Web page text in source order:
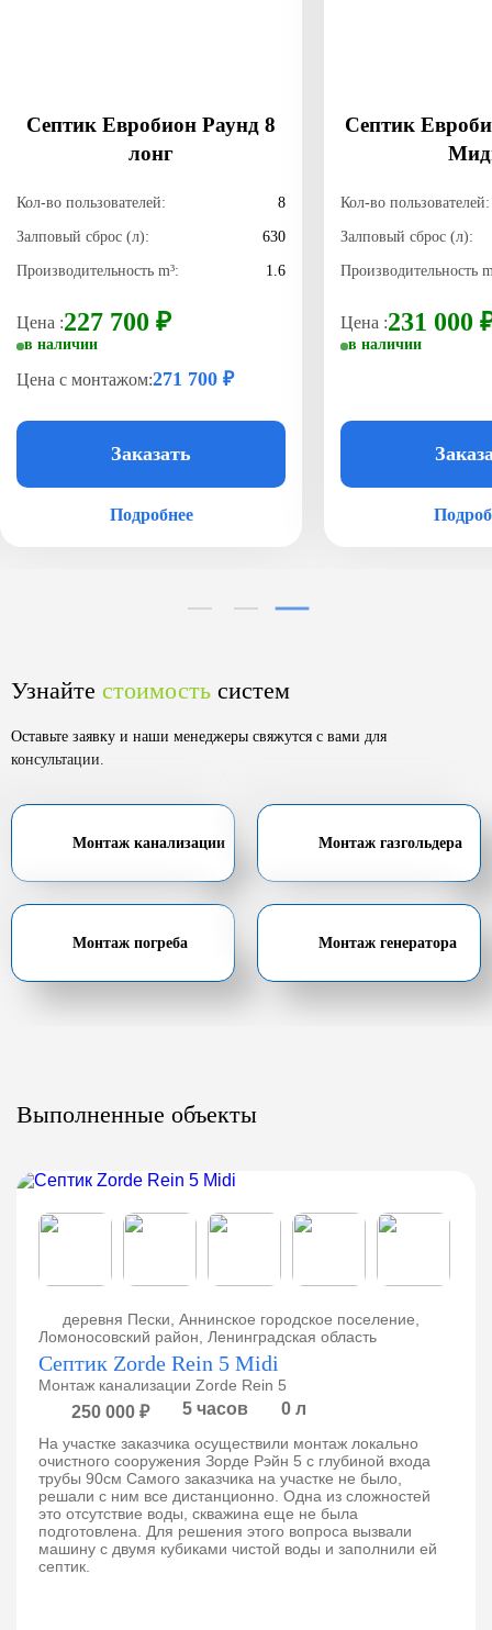
Септик Евробион Раунд 8
лонг
Кол-во пользователей: 8
Залповый сброс (л): 630
Производительность m³: 1.6
Цена :227 700 ₽
в наличии
Цена с монтажом:271 700 ₽
Заказать
Подробнее
Септик
Кол-во пользователей:
Залповый сброс (л):
Производительность
Цена :231 000
в наличии
Узнайте стоимость систем
Оставьте заявку и наши менеджеры свяжутся с вами для
консультации.
Монтаж канализации Монтаж газгольдера
Монтаж погреба Монтаж генератора
Выполненные объекты
деревня Пески, Аннинское городское поселение,
Ломоносовский район, Ленинградская область
Септик Zorde Rein 5 Midi
Монтаж канализации Zorde Rein 5
250 000 ₽ 5 часов 0 л
На участке заказчика осуществили монтаж локально
очистного сооружения Зорде Рэйн 5 с глубиной входа
трубы 90см Самого заказчика на участке не было,
решали с ним все дистанционно. Одна из сложностей
это отсутствие воды, скважина еще не была
подготовлена. Для решения этого вопроса вызвали
машину с двумя кубиками чистой воды и заполнили ей
септик.